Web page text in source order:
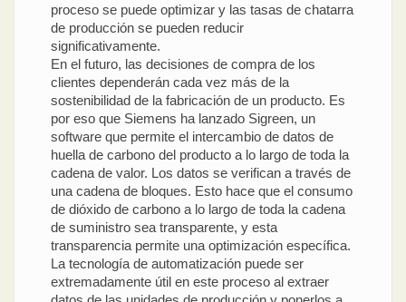
proceso se puede optimizar y las tasas de chatarra
de producción se pueden reducir
significativamente.
En el futuro, las decisiones de compra de los
clientes dependerán cada vez más de la
sostenibilidad de la fabricación de un producto. Es
por eso que Siemens ha lanzado Sigreen, un
software que permite el intercambio de datos de
huella de carbono del producto a lo largo de toda la
cadena de valor. Los datos se verifican a través de
una cadena de bloques. Esto hace que el consumo
de dióxido de carbono a lo largo de toda la cadena
de suministro sea transparente, y esta
transparencia permite una optimización específica.
La tecnología de automatización puede ser
extremadamente útil en este proceso al extraer